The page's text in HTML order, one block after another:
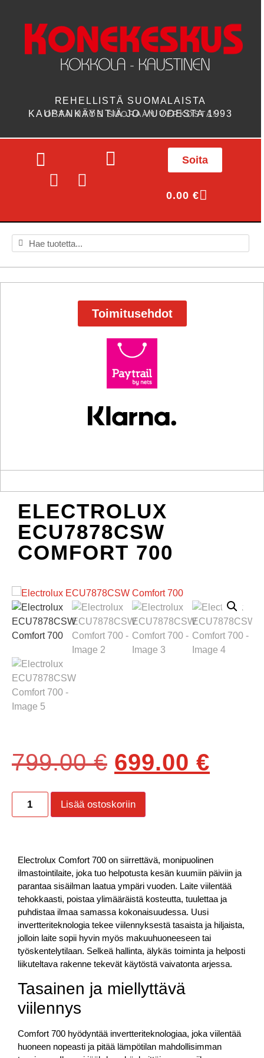
REHELLISTÄ SUOMALAISTA
KAUPANKÄYNTIÄ JO VUODESTA 1993
OSTA MYÖS SUORAAN VERKOSTA!
Soita
0.00 €
Toimitusehdot
ELECTROLUX
ECU7878CSW
COMFORT 700
799.00€ 699.00 €
Lisää ostoskoriin
Electrolux Comfort 700 on siirrettävä, monipuolinen
ilmastointilaite, joka tuo helpotusta kesän kuumiin päiviin ja
parantaa sisäilman laatua ympäri vuoden. Laite viilentää
tehokkaasti, poistaa ylimääräistä kosteutta, tuulettaa ja
puhdistaa ilmaa samassa kokonaisuudessa. Uusi
invertteriteknologia tekee viilennyksestä tasaista ja hiljaista,
jolloin laite sopii hyvin myös makuuhuoneeseen tai
työskentelytilaan. Selkeä hallinta, älykäs toiminta ja helposti
liikuteltava rakenne tekevät käytöstä vaivatonta arjessa.
Tasainen ja miellyttävä
viilennys
Comfort 700 hyödyntää invertteriteknologiaa, joka viilentää
huoneen nopeasti ja pitää lämpötilan mahdollisimman